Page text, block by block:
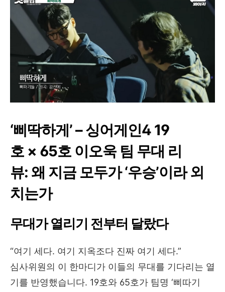
‘삐딱하게’ – 싱어게인4 19
호 × 65호 이오욱 팀 무대 리
뷰: 왜 지금 모두가 ‘우승’이라 외
치는가
무대가 열리기 전부터 달랐다
“여기 세다. 여기 지옥조다 진짜 여기 세다.”
심사위원의 이 한마디가 이들의 무대를 기다리는 열
기를 반영했습니다. 19호와 65호가 팀명 ‘삐따기